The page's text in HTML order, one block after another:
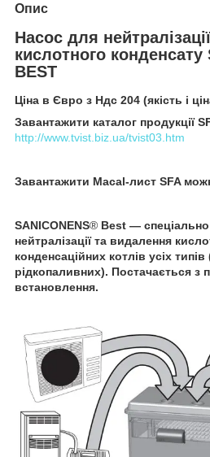
Опис
Насос для
кислотного конденсату
BEST
Ціна в Євро з Ндс 204 (якість і
Завантажити каталог продукції
http://www.tvist.biz.ua/tvist03.htm
Завантажити Macal-лист SFA
SANICONENS® Best —
нейтралізації та видалення
конденсаційних котлів усіх
рідкопаливних). Постачається з
встановлення.